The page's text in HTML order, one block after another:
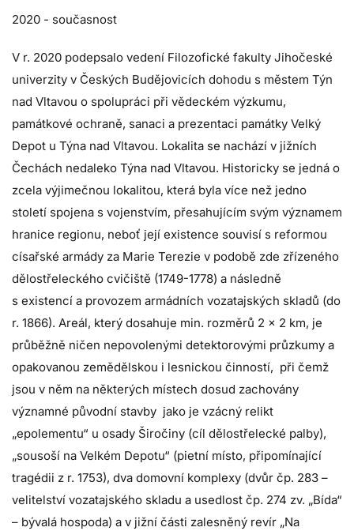
2020 - současnost
V r. 2020 podepsalo vedení Filozofické fakulty Jihočeské
univerzity v Českých Budějovicích dohodu s městem Týn
nad Vltavou o spolupráci při vědeckém výzkumu,
památkové ochraně, sanaci a prezentaci památky Velký
Depot u Týna nad Vltavou. Lokalita se nachází v jižních
Čechách nedaleko Týna nad Vltavou. Historicky se jedná o
zcela výjimečnou lokalitou, která byla více než jedno
století spojena s vojenstvím, přesahujícím svým významem
hranice regionu, neboť její existence souvisí s reformou
císařské armády za Marie Terezie v podobě zde zřízeného
dělostřeleckého cvičiště (1749-1778) a následně
s existencí a provozem armádních vozatajských skladů (do
r. 1866). Areál, který dosahuje min. rozměrů 2 x 2 km, je
průběžně ničen nepovolenými detektorovými průzkumy a
opakovanou zemědělskou i lesnickou činností, při čemž
jsou v něm na některých místech dosud zachovány
významné původní stavby jako je vzácný relikt
„epolementu“ u osady Širočiny (cíl dělostřelecké palby),
„sousoší na Velkém Depotu“ (pietní místo, připomínající
tragédii z r. 1753), dva domovní komplexy (dvůr čp. 283 –
velitelství vozatajského skladu a usedlost čp. 274 zv. „Bída“
– bývalá hospoda) a v jižní části zalesněný revír „Na